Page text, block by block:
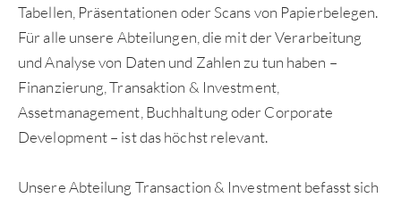
Tabellen, Präsentationen oder Scans von Papierbelegen.
Für alle unsere Abteilungen, die mit der Verarbeitung
und Analyse von Daten und Zahlen zu tun haben –
Finanzierung, Transaktion & Investment,
Assetmanagement, Buchhaltung oder Corporate
Development – ist das höchst relevant.
Unsere Abteilung Transaction & Investment befasst sich